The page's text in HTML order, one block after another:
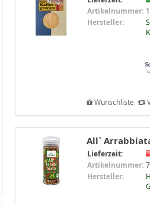
Artikelnummer:
Hersteller:
Wunschliste
All`
Lieferzeit:
Artikelnummer:
Hersteller: